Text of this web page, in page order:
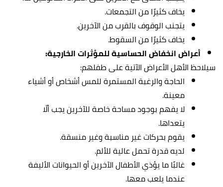
يخاف كثيرًا من التجمعات.
يتجنب الوقوف بالقرب من الآخرين.
يخاف كثيرًا من السقوط.
أعراض انخفاض الحساسية للمؤثرات الخارجية:
سيلاحظ الأهل الأعراض الآتية على طفلهم:
الحاجة والرغبة المستمرة للمس أشخاص أو أشياء
معينة.
لا يفهم بوجود مساحة خاصة للآخرين يجب ألّا
يتعداها.
يقوم بحركات غير مناسبة وغير منسقة.
لديه قدرة تحمل عالية للألم.
غالبًا ما يؤذي الأطفال الآخرين أو الحيوانات الأليفة
عندما يلعب معها.